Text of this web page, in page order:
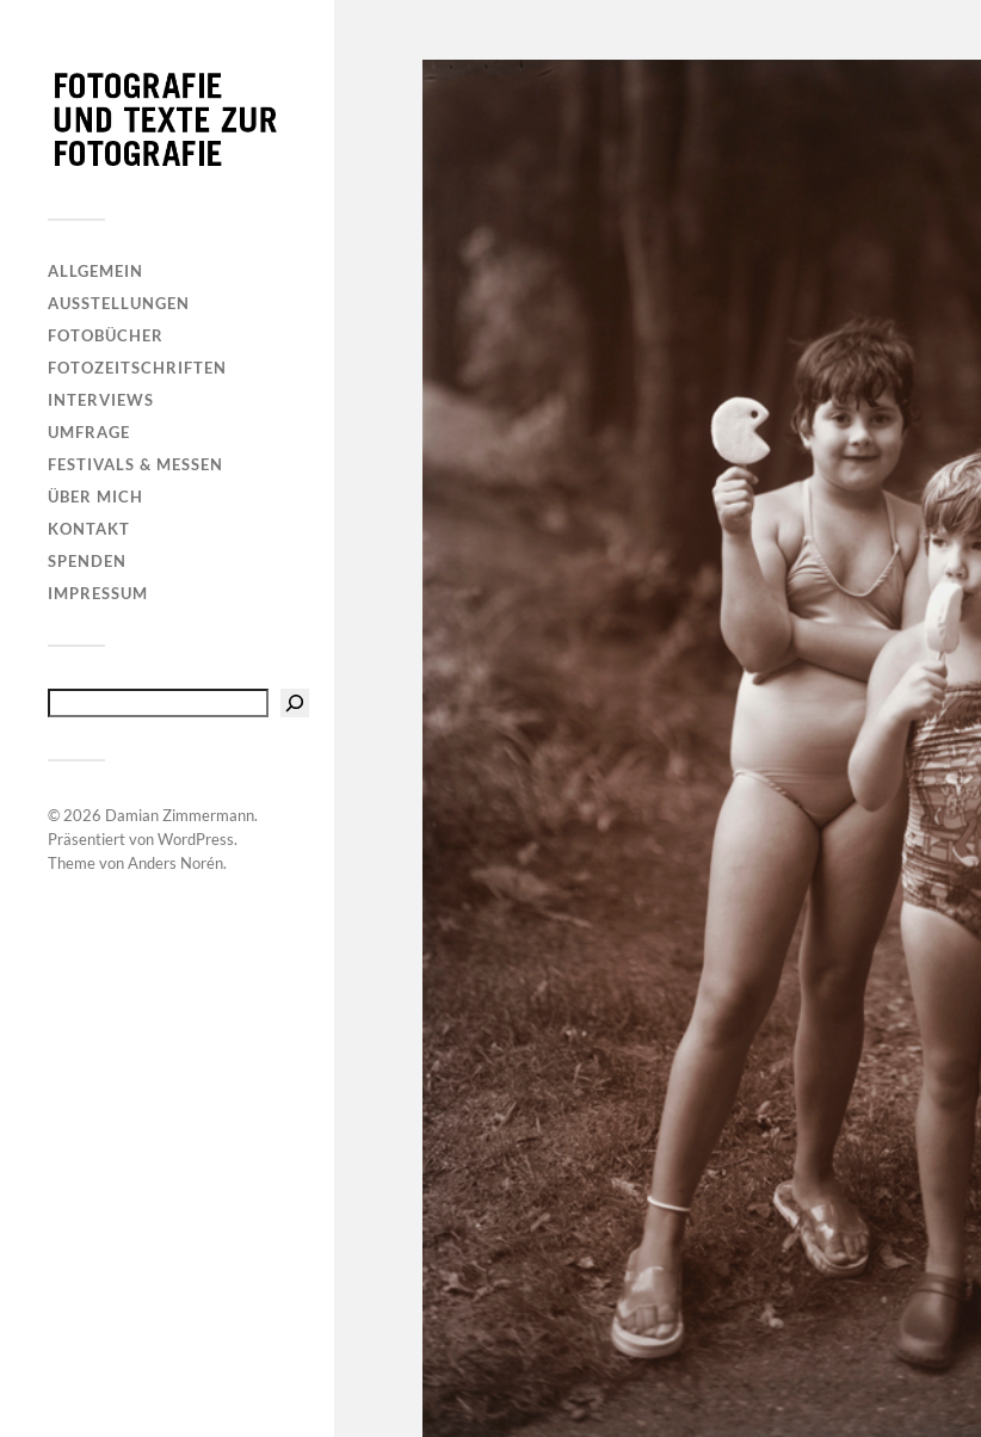
ALLGEMEIN
AUSSTELLUNGEN
FOTOBÜCHER
FOTOZEITSCHRIFTEN
INTERVIEWS
UMFRAGE
FESTIVALS & MESSEN
ÜBER MICH
KONTAKT
SPENDEN
IMPRESSUM
© 2026 Damian Zimmermann.
Präsentiert vonWordPress.
Theme vonAnders Norén.